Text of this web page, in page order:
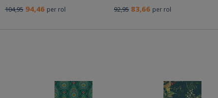
104,95 94,46 per rol 92,95 83,66 per rol